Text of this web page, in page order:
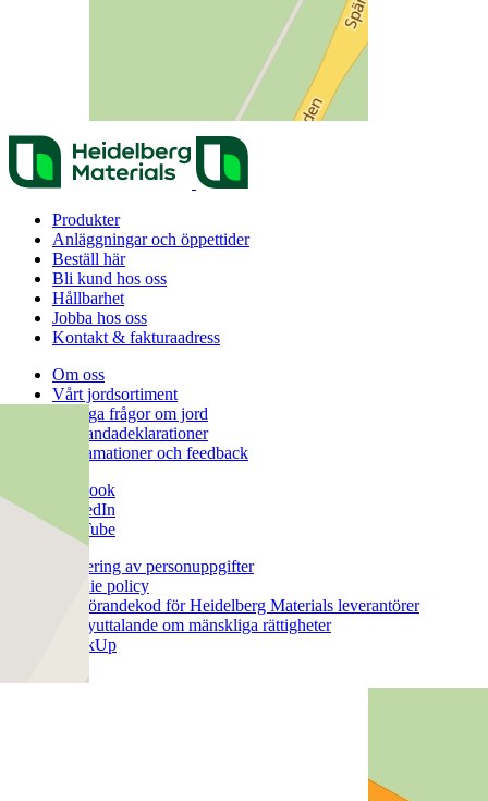
Produkter
Anläggningar och öppettider
Beställ här
Bli kund hos oss
Hållbarhet
Jobba hos oss
Kontakt & fakturaadress
Om oss
Vårt jordsortiment
Vanliga frågor om jord
Prestanda­deklarationer
Reklamationer och feedback
facebook
LinkedIn
YouTube
Hantering av personuppgifter
Cookie policy
Uppförandekod för Heidelberg Materials leverantörer
Policyuttalande om mänskliga rättigheter
SpeakUp